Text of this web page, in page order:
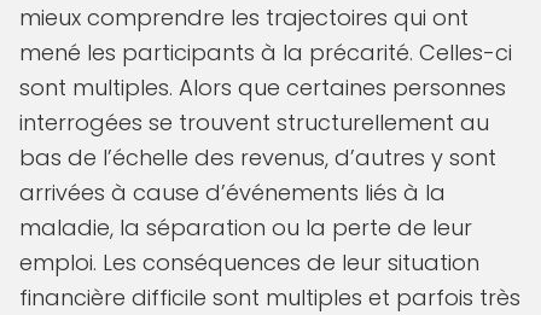
mieux comprendre les trajectoires qui ont
mené les participants à la précarité. Celles-ci
sont multiples. Alors que certaines personnes
interrogées se trouvent structurellement au
bas de l’échelle des revenus, d’autres y sont
arrivées à cause d’événements liés à la
maladie, la séparation ou la perte de leur
emploi. Les conséquences de leur situation
financière difficile sont multiples et parfois très